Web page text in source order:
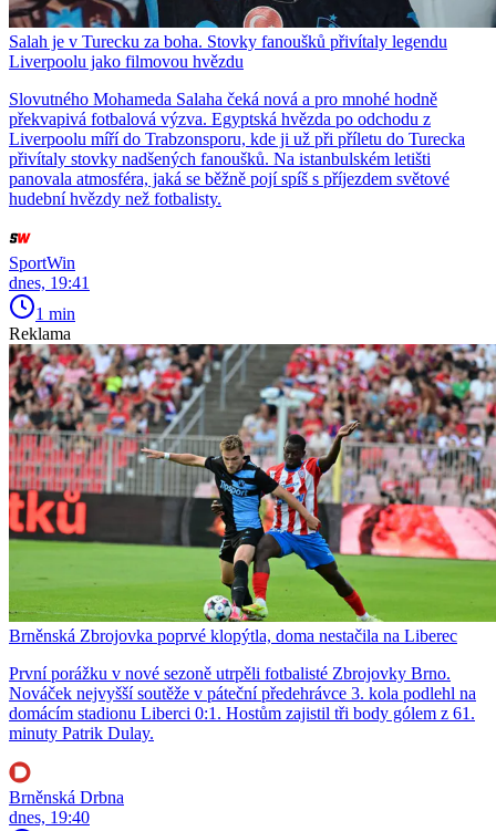
Salah je v Turecku za boha. Stovky fanoušků přivítaly legendu
Liverpoolu jako filmovou hvězdu
Slovutného Mohameda Salaha čeká nová a pro mnohé hodně
překvapivá fotbalová výzva. Egyptská hvězda po odchodu z
Liverpoolu míří do Trabzonsporu, kde ji už při příletu do Turecka
přivítaly stovky nadšených fanoušků. Na istanbulském letišti
panovala atmosféra, jaká se běžně pojí spíš s příjezdem světové
hudební hvězdy než fotbalisty.
SportWin
dnes, 19:41
1 min
Reklama
Brněnská Zbrojovka poprvé klopýtla, doma nestačila na Liberec
První porážku v nové sezoně utrpěli fotbalisté Zbrojovky Brno.
Nováček nejvyšší soutěže v páteční předehrávce 3. kola podlehl na
domácím stadionu Liberci 0:1. Hostům zajistil tři body gólem z 61.
minuty Patrik Dulay.
Brněnská Drbna
dnes, 19:40